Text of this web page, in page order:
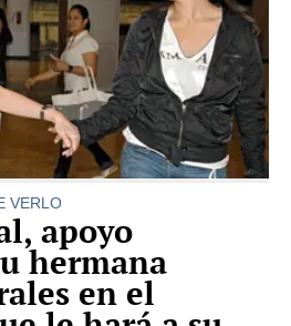
VERLO
apoyo
hermana
en el